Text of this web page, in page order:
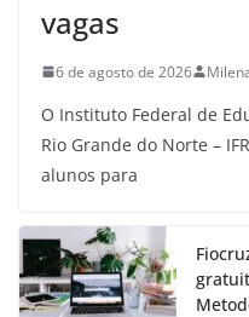
vagas
6 de agosto de 2026
O Instituto Federal de
Rio Grande do Norte –
alunos para